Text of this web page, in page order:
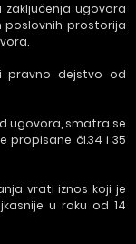
ugovora
poslovnih prostorija
pravno dejstvo od
ugovora, smatra se
propisane čl.34 i 35
vrati iznos koji je
u roku od 14